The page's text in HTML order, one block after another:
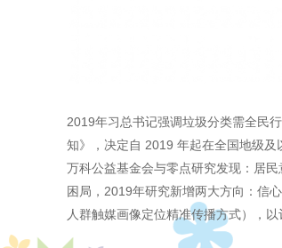
2019年习总书记强调垃圾分类需全民
知》，决定自 2019 年起在全国地级及
万科公益基金会与零点研究发现：居
困局，2019年研究新增两大方向：信
人群触媒画像定位精准传播方式），